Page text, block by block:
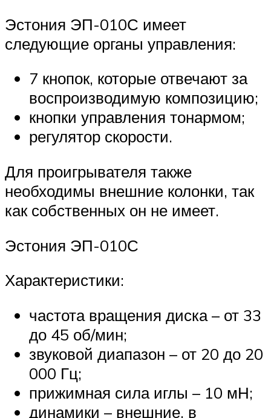
Эстония ЭП-010С имеет
следующие органы управления:
7 кнопок, которые отвечают за
воспроизводимую композицию;
кнопки управления тонармом;
регулятор скорости.
Для проигрывателя также
необходимы внешние колонки, так
как собственных он не имеет.
Эстония ЭП-010С
Характеристики:
частота вращения диска – от 33
до 45 об/мин;
звуковой диапазон – от 20 до 20
000 Гц;
прижимная сила иглы – 10 мН;
динамики – внешние, в